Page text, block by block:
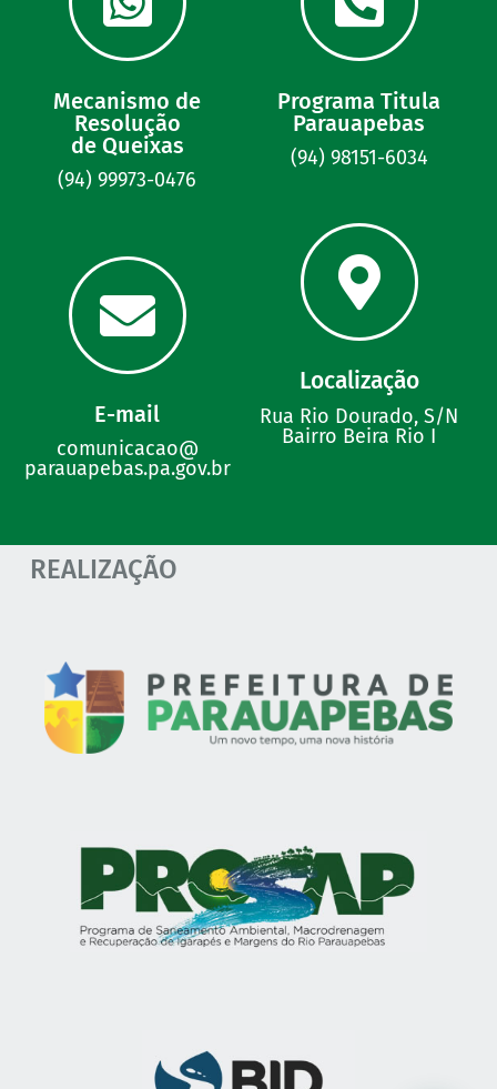
Mecanismo de
Resolução
de Queixas
(94) 99973-0476
Programa Titula
Parauapebas
(94) 98151-6034
E-mail
comunicacao@
parauapebas.pa.gov.br
Localização
Rua Rio Dourado, S/N
Bairro Beira Rio I
REALIZAÇÃO